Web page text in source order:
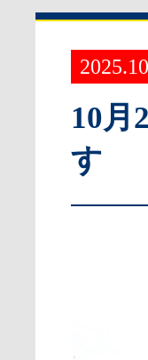
10月
す